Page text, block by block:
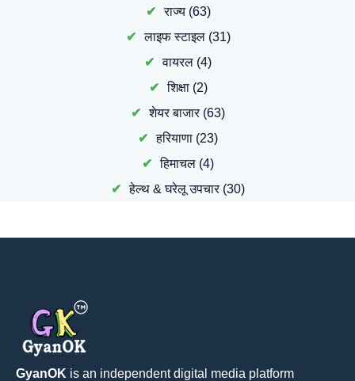
राज्य(63)
लाइफ स्टाइल(31)
वायरल (4)
शिक्षा(2)
शेयर बाजार(63)
हरियाणा (23)
हिमाचल (4)
हेल्थ & घरेलू उपचार(30)
GyanOK is an independent digital media platform